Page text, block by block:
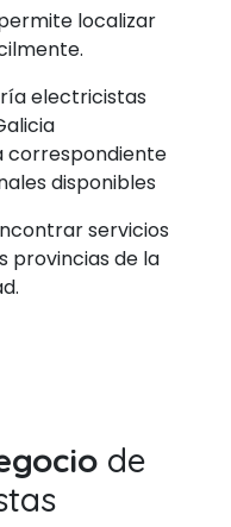
localizar
electricistas
correspondiente
disponibles
servicios
provincias de la
de